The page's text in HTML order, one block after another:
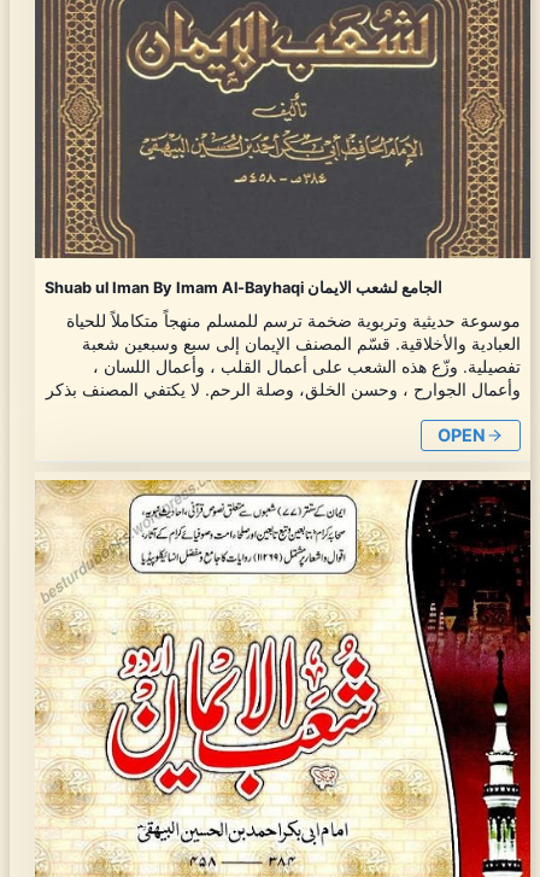
Shuab ul Iman By Imam Al-Bayhaqi الجامع لشعب الايمان
موسوعة حديثية وتربوية ضخمة ترسم للمسلم منهجاً متكاملاً للحياة
العبادية والأخلاقية. قسّم المصنف الإيمان إلى سبع وسبعين شعبة
تفصيلية. وزّع هذه الشعب على أعمال القلب ، وأعمال اللسان ،
وأعمال الجوارح ، وحسن الخلق، وصلة الرحم. لا يكتفي المصنف بذكر
OPEN